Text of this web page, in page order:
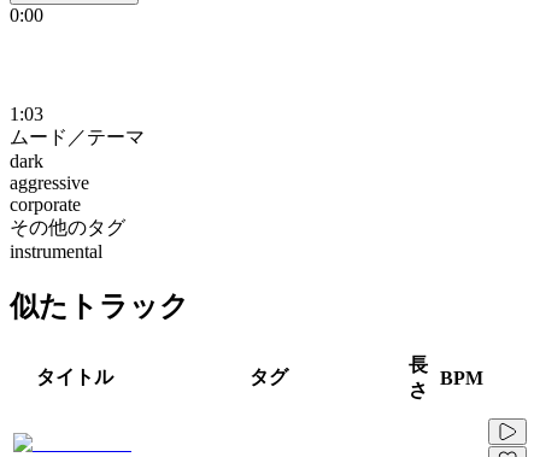
0:00
1:03
ムード／テーマ
dark
aggressive
corporate
その他のタグ
instrumental
似たトラック
タイトル タグ
長
さ
BPM